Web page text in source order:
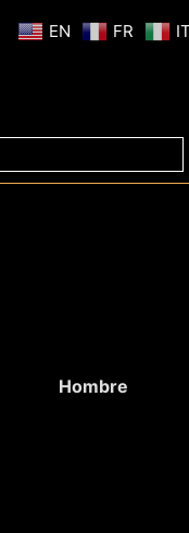
Hombre
EN FR IT